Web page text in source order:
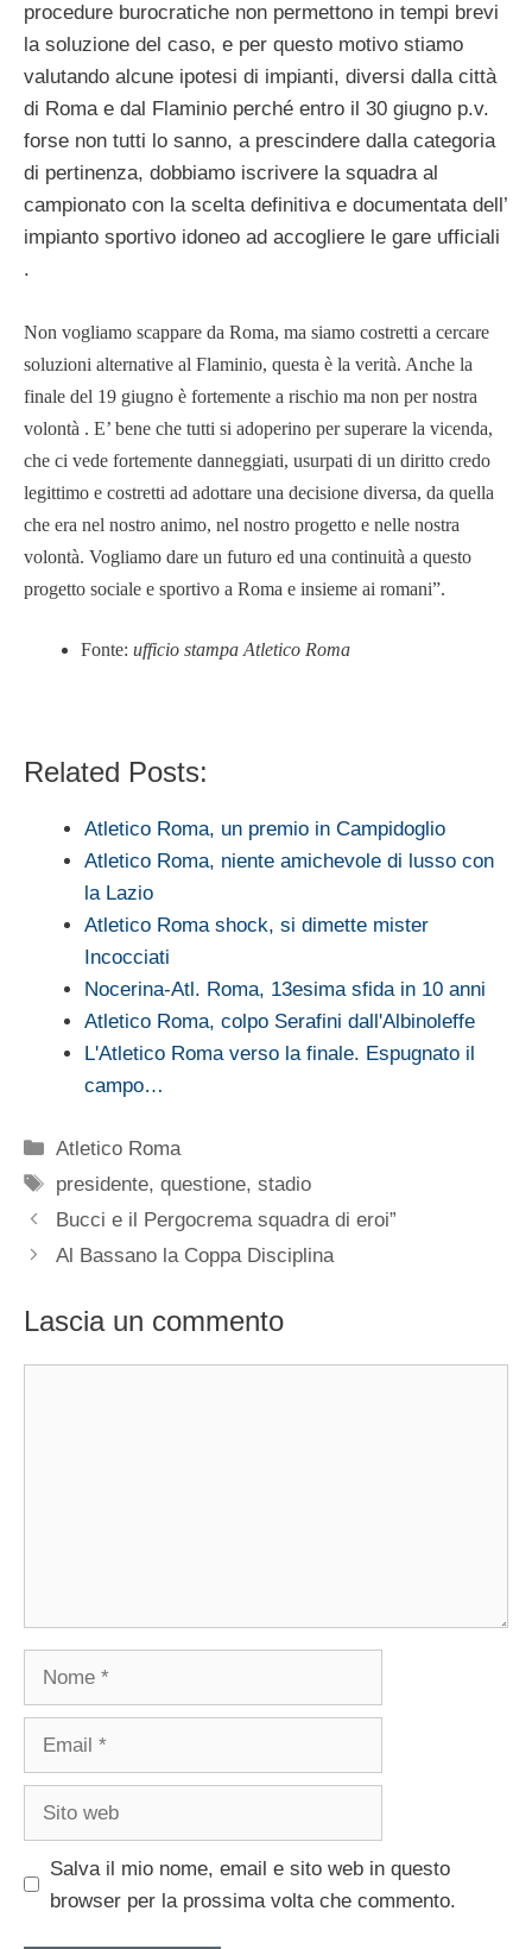
procedure burocratiche non permettono in tempi brevi
la soluzione del caso, e per questo motivo stiamo
valutando alcune ipotesi di impianti, diversi dalla città
di Roma e dal Flaminio perché entro il 30 giugno p.v.
forse non tutti lo sanno, a prescindere dalla categoria
di pertinenza, dobbiamo iscrivere la squadra al
campionato con la scelta definitiva e documentata dell’
impianto sportivo idoneo ad accogliere le gare ufficiali
.
Non vogliamo scappare da Roma, ma siamo costretti a cercare
soluzioni alternative al Flaminio, questa è la verità. Anche la
finale del 19 giugno è fortemente a rischio ma non per nostra
volontà . E’ bene che tutti si adoperino per superare la vicenda,
che ci vede fortemente danneggiati, usurpati di un diritto credo
legittimo e costretti ad adottare una decisione diversa, da quella
che era nel nostro animo, nel nostro progetto e nelle nostra
volontà. Vogliamo dare un futuro ed una continuità a questo
progetto sociale e sportivo a Roma e insieme ai romani”.
Fonte: ufficio stampa Atletico Roma
Related Posts:
Atletico Roma, un premio in Campidoglio
Atletico Roma, niente amichevole di lusso con
la Lazio
Atletico Roma shock, si dimette mister
Incocciati
Nocerina-Atl. Roma, 13esima sfida in 10 anni
Atletico Roma, colpo Serafini dall'Albinoleffe
L'Atletico Roma verso la finale. Espugnato il
campo…
Categorie
Atletico Roma
Tag
presidente,questione,stadio
Bucci e il Pergocrema squadra di eroi”
Al Bassano la Coppa Disciplina
Lascia un commento
Nome
Email
Sito
Salva il mio nome, email e sito web in questo
browser per la prossima volta che commento.